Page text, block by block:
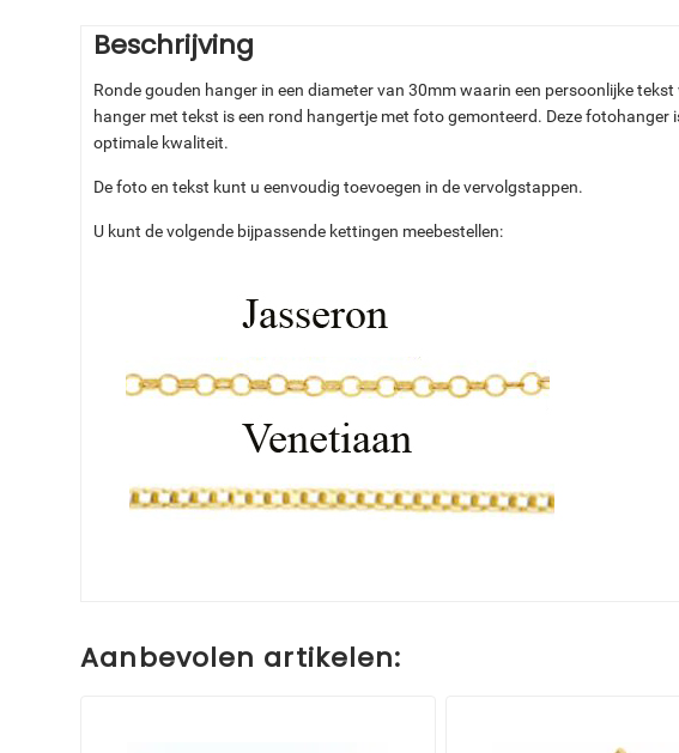
Beschrijving
Ronde gouden hanger in een diameter van 30mm waarin een persoonlijke
hanger met tekst is een rond hangertje met foto gemonteerd. Deze
optimale kwaliteit.
De foto en tekst kunt u eenvoudig toevoegen in de vervolgstappen.
U kunt de volgende bijpassende kettingen meebestellen:
Aanbevolen artikelen: